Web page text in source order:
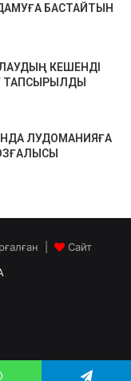
БАСТАЙТЫН
КЕШЕНДІ
ТАПСЫРЫЛДЫ
ЛУДОМАНИЯҒА
|
Сайт